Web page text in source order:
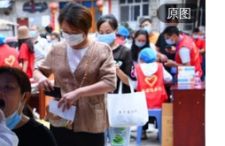
原图